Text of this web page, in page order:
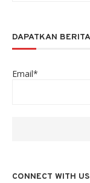
DAPATKAN
Email*
CONNECT WITH US